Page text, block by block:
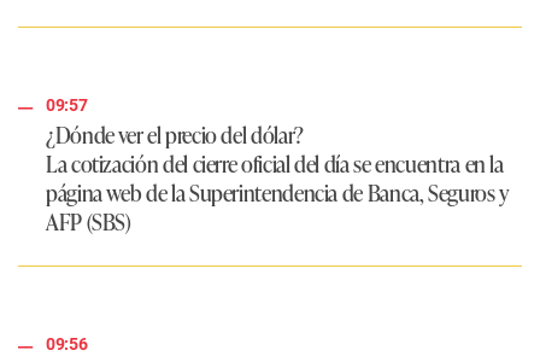
09:57
¿Dónde ver el precio del dólar?
La cotización del cierre oficial del día se encuentra en la
página web de la Superintendencia de Banca, Seguros y
AFP (SBS)
09:56